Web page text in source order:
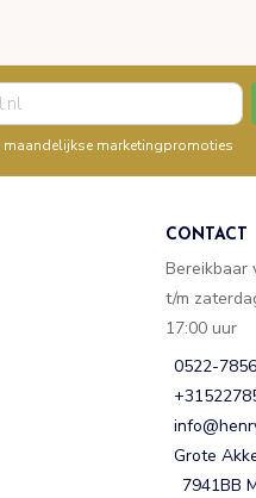
maandelijkse marketingpromoties
CONTACT
Bereikbaar
t/m
17:00 uur
0522-
Grote
7941BB